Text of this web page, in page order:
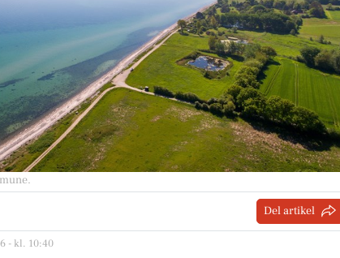
.
Del artikel
- kl. 10:40